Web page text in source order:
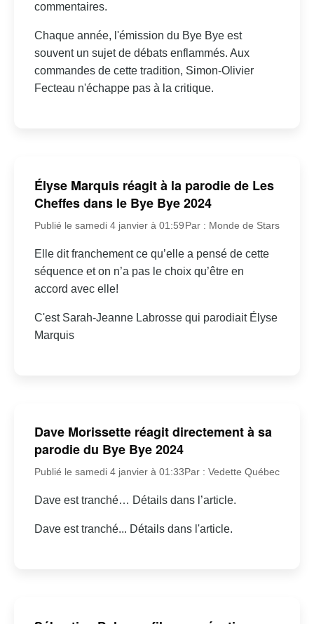
commentaires.
Chaque année, l'émission du Bye Bye est
souvent un sujet de débats enflammés. Aux
commandes de cette tradition, Simon-Olivier
Fecteau n'échappe pas à la critique.
Élyse Marquis réagit à la parodie de Les
Cheffes dans le Bye Bye 2024
Publié le samedi 4 janvier à 01:59Par : Monde de Stars
Elle dit franchement ce qu’elle a pensé de cette
séquence et on n’a pas le choix qu’être en
accord avec elle!
C'est Sarah-Jeanne Labrosse qui parodiait Élyse
Marquis
Dave Morissette réagit directement à sa
parodie du Bye Bye 2024
Publié le samedi 4 janvier à 01:33Par : Vedette Québec
Dave est tranché… Détails dans l’article.
Dave est tranché... Détails dans l'article.